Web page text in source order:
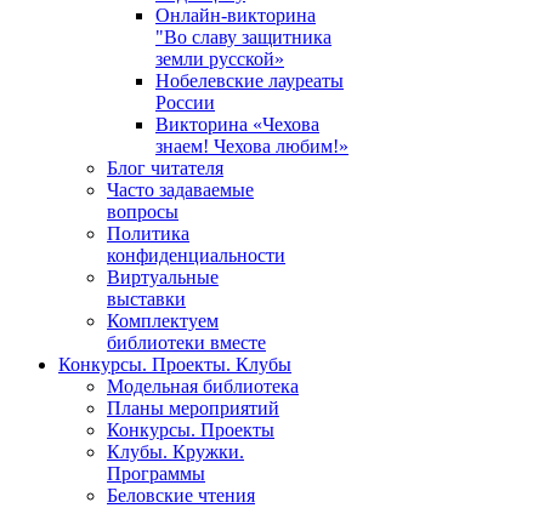
Онлайн-викторина
"Во славу защитника
земли русской»
Нобелевские лауреаты
России
Викторина «Чехова
знаем! Чехова любим!»
Блог читателя
Часто задаваемые
вопросы
Политика
конфиденциальности
Виртуальные
выставки
Комплектуем
библиотеки вместе
Конкурсы. Проекты. Клубы
Модельная библиотека
Планы мероприятий
Конкурсы. Проекты
Клубы. Кружки.
Программы
Беловские чтения